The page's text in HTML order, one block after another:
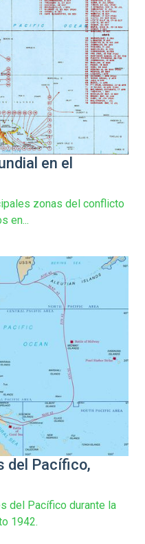
en el
zonas del conflicto
en...
del Pacífico,
del Pacífico durante la
1942.